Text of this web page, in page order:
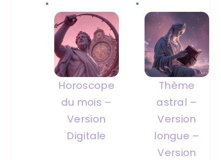
Horoscope
du mois –
Version
Digitale
Thème
astral –
Version
longue –
Version